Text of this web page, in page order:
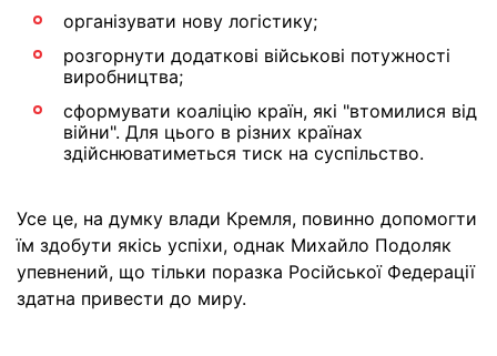
організувати нову логістику;
розгорнути додаткові військові потужності
виробництва;
сформувати коаліцію країн, які "втомилися від
війни". Для цього в різних країнах
здійснюватиметься тиск на суспільство.
Усе це, на думку влади Кремля, повинно допомогти
їм здобути якісь успіхи, однак Михайло Подоляк
упевнений, що тільки поразка Російської Федерації
здатна привести до миру.